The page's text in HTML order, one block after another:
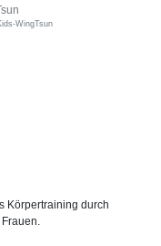
WingTsun
Körpertraining durch